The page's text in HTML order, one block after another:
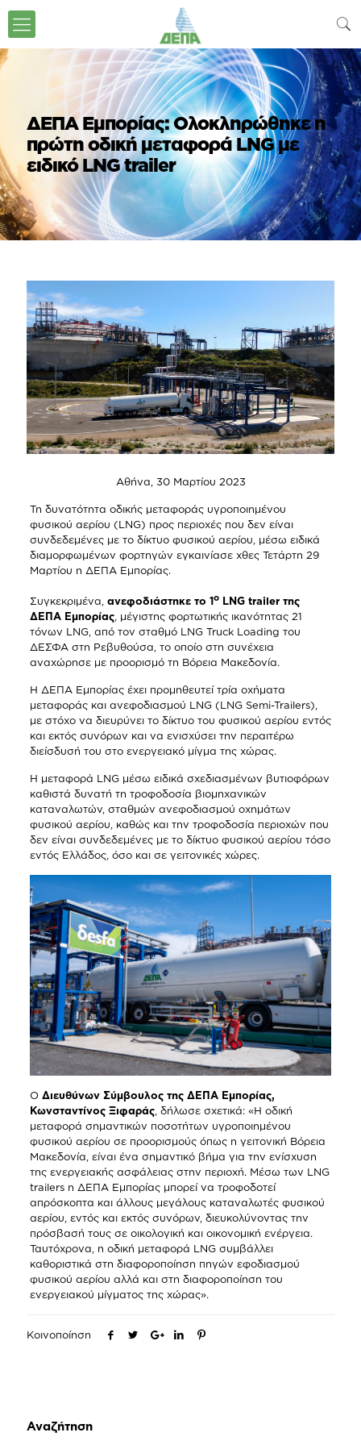
ΔΕΠΑ Εμπορίας: Oλοκληρώθηκε η
πρώτη οδική μεταφορά LNG με
ειδικό LNG trailer
Αθήνα, 30 Μαρτίου 2023
Τη δυνατότητα οδικής μεταφοράς υγροποιημένου
φυσικού αερίου (LNG) προς περιοχές που δεν είναι
συνδεδεμένες με το δίκτυο φυσικού αερίου, μέσω ειδικά
διαμορφωμένων φορτηγών εγκαινίασε χθες Τετάρτη 29
Μαρτίου η ΔΕΠΑ Εμπορίας.
Συγκεκριμένα, ανεφοδιάστηκε το 1ο LNG trailer της
ΔΕΠΑ Εμπορίας, μέγιστης φορτωτικής ικανότητας 21
τόνων LNG, από τον σταθμό LNG Truck Loading του
ΔΕΣΦΑ στη Ρεβυθούσα, το οποίο στη συνέχεια
αναχώρησε με προορισμό τη Βόρεια Μακεδονία.
Η ΔΕΠΑ Εμπορίας έχει προμηθευτεί τρία οχήματα
μεταφοράς και ανεφοδιασμού LNG (LNG Semi-Trailers),
με στόχο να διευρύνει το δίκτυο του φυσικού αερίου εντός
και εκτός συνόρων και να ενισχύσει την περαιτέρω
διείσδυσή του στο ενεργειακό μίγμα της χώρας.
Η μεταφορά LNG μέσω ειδικά σχεδιασμένων βυτιοφόρων
καθιστά δυνατή τη τροφοδοσία βιομηχανικών
καταναλωτών, σταθμών ανεφοδιασμού οχημάτων
φυσικού αερίου, καθώς και την τροφοδοσία περιοχών που
δεν είναι συνδεδεμένες με το δίκτυο φυσικού αερίου τόσο
εντός Ελλάδος, όσο και σε γειτονικές χώρες.
Ο Διευθύνων Σύμβουλος της ΔΕΠΑ Εμπορίας,
Κωνσταντίνος Ξιφαράς, δήλωσε σχετικά: «Η οδική
μεταφορά σημαντικών ποσοτήτων υγροποιημένου
φυσικού αερίου σε προορισμούς όπως η γειτονική Βόρεια
Μακεδονία, είναι ένα σημαντικό βήμα για την ενίσχυση
της ενεργειακής ασφάλειας στην περιοχή. Μέσω των LNG
trailers η ΔΕΠΑ Εμπορίας μπορεί να τροφοδοτεί
απρόσκοπτα και άλλους μεγάλους καταναλωτές φυσικού
αερίου, εντός και εκτός συνόρων, διευκολύνοντας την
πρόσβασή τους σε οικολογική και οικονομική ενέργεια.
Ταυτόχρονα, η οδική μεταφορά LNG συμβάλλει
καθοριστικά στη διαφοροποίηση πηγών εφοδιασμού
φυσικού αερίου αλλά και στη διαφοροποίηση του
ενεργειακού μίγματος της χώρας».
Κοινοποίηση
Αναζήτηση